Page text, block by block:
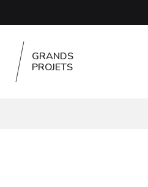
GRANDS
PROJETS